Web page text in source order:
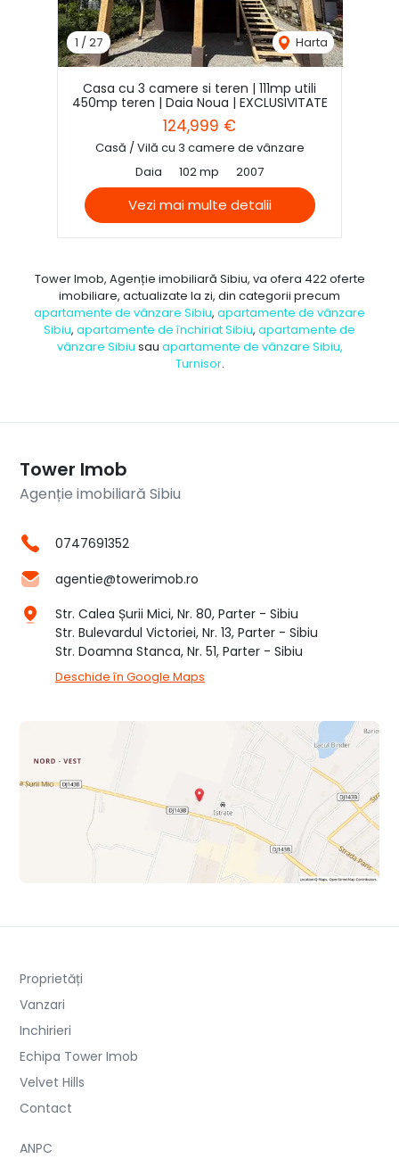
1 /27 Harta
Casa cu 3 camere si teren | 111mp utili
450mp teren | Daia Noua | EXCLUSIVITATE
124,999 €
Casă / Vilă cu 3 camere de vânzare
Daia
102 mp 2007
Vezi mai multe detalii
Tower Imob, Agenție imobiliară Sibiu, va ofera 422 oferte
imobiliare, actualizate la zi, din categorii precum
apartamente de vânzare Sibiu, apartamente de vânzare
Sibiu, apartamente de închiriat Sibiu, apartamente de
vânzare Sibiu sau apartamente de vânzare Sibiu,
Turnisor.
Tower Imob
Agenție imobiliară Sibiu
0747691352
agentie@towerimob.ro
Str. Calea Șurii Mici, Nr. 80, Parter - Sibiu
Str. Bulevardul Victoriei, Nr. 13, Parter - Sibiu
Str. Doamna Stanca, Nr. 51, Parter - Sibiu
Deschide în Google Maps
Proprietăți
Vanzari
Inchirieri
Echipa Tower Imob
Velvet Hills
Contact
ANPC